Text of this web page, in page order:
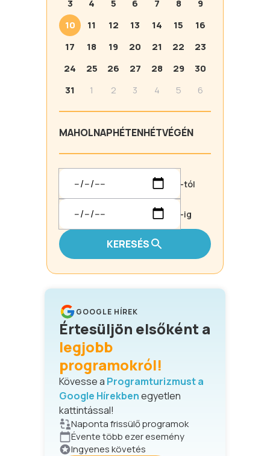
3 4 5 6 7 8
9
10
11 12 13 14 15
16
17
18 19 20 21 22
23
24
25 26 27 28 29
30
31
1 2 3 4 5 6
MAHOLNAPHÉTENHÉTVÉGÉN
-tól
-ig
KERESÉS
GOOGLE HÍREK
Értesüljön elsőként a
legjobb
programokról!
Kövesse a Programturizmust a
Google Hírekbenegyetlen
kattintással!
Naponta frissülő programok
Évente több ezer esemény
Ingyenes követés